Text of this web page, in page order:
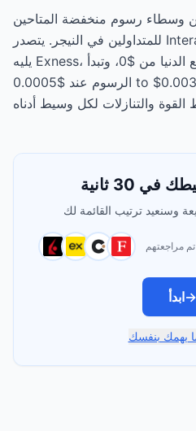
قمنا بمقارنة أفضل 4 من وسطاء رسوم منخفضة المتاحين
للمتداولين في النيجر. يتصدر Interactive Brokers الترتيب،
يليه Exness، بتقييم 4.8/5. تبدأ الودائع الدنيا من $0، وتبدأ
الرسوم عند $0.0005 to $0.0035 per share. قارن بين
30 ثانية
ابدأ→
يهمك بنفسك